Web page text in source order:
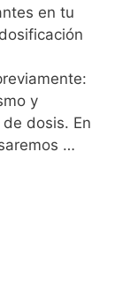
en tu
y
dosis. En
…